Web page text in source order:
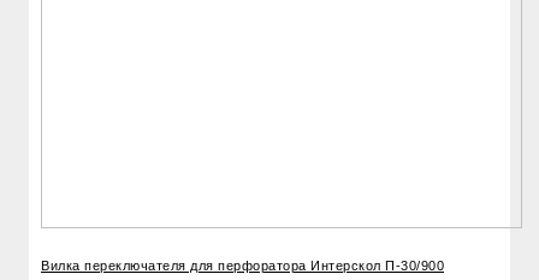
Вилка переключателя для перфоратора Интерскол П-30/900